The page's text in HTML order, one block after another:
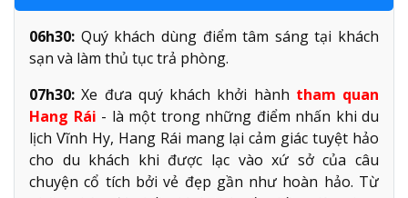
06h30: Quý khách dùng điểm tâm sáng tại khách
sạn và làm thủ tục trả phòng.
07h30:Xe đưa quý khách khởi hành tham quan
Hang Rái - là một trong những điểm nhấn khi du
lịch Vĩnh Hy, Hang Rái mang lại cảm giác tuyệt hảo
cho du khách khi được lạc vào xứ sở của câu
chuyện cổ tích bởi vẻ đẹp gần như hoàn hảo. Từ